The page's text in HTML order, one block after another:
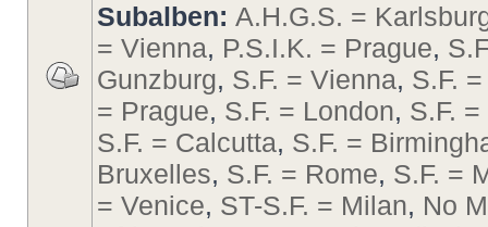
Subalben: A.H.G.S. =
= Vienna, P.S.I.K. = Prague,
Gunzburg, S.F. = Vienna, S.F.
= Prague, S.F. = London, S.F.
S.F. = Calcutta, S.F. =
Bruxelles, S.F. = Rome, S.F. =
= Venice, ST-S.F. = Milan, No